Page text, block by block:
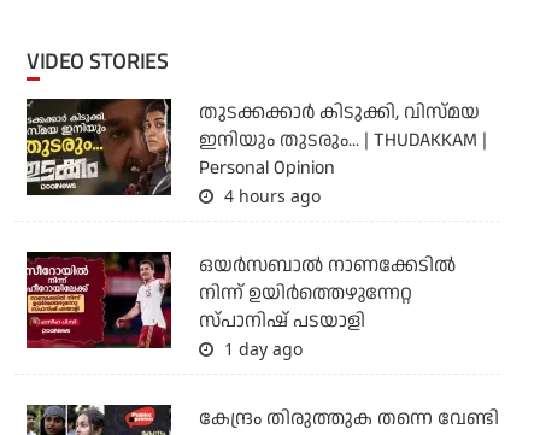
VIDEO STORIES
തുടക്കക്കാര്‍ കിടുക്കി, വിസ്മയ
ഇനിയും തുടരും... | THUDAKKAM |
Personal Opinion
4 hours ago
ഒയര്‍സബാൽ നാണക്കേടിൽ
നിന്ന് ഉയിർത്തെഴുന്നേറ്റ
സ്പാനിഷ് പടയാളി
1 day ago
കേന്ദ്രം തിരുത്തുക തന്നെ വേണ്ടി